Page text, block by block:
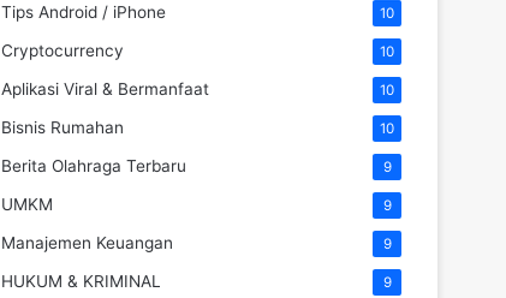
Tips Android / iPhone 10
Cryptocurrency 10
Aplikasi Viral & Bermanfaat 10
Bisnis Rumahan 10
Berita Olahraga Terbaru 9
UMKM 9
Manajemen Keuangan 9
HUKUM & KRIMINAL 9